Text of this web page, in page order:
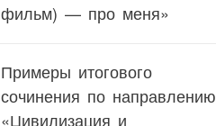
фильм) — про меня»
Примеры итогового
сочинения по направлению
«Цивилизация и